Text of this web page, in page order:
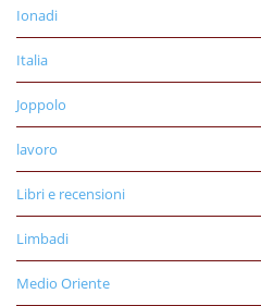
Ionadi
Italia
Joppolo
lavoro
Libri e recensioni
Limbadi
Medio Oriente